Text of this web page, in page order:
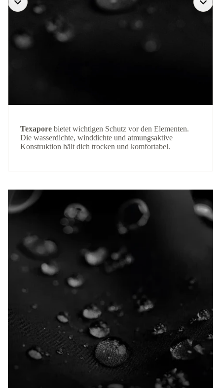
Texapore bietet wichtigen Schutz vor den Elementen.
Die wasserdichte, winddichte und atmungsaktive
Konstruktion hält dich trocken und komfortabel.